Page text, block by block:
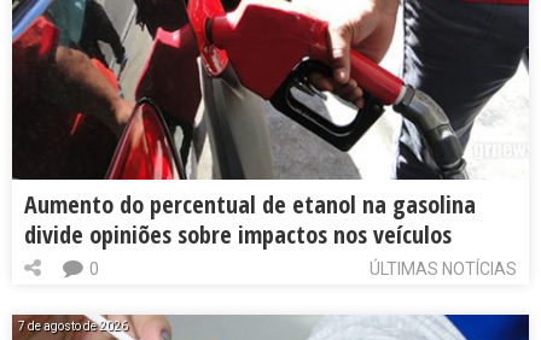
Aumento do percentual de etanol na gasolina
divide opiniões sobre impactos nos veículos
ÚLTIMAS NOTÍCIAS
0
7 de agosto de 2026